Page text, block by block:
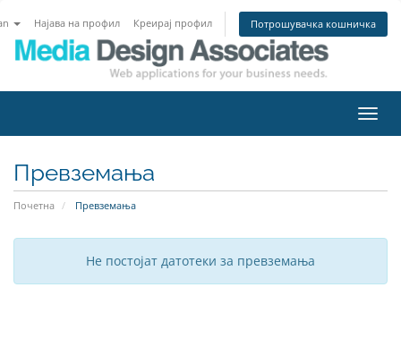
Најава на профил Креирај профил Потрошувачка кошничка
ја
Превземања
Почетна Превземања
Не постојат датотеки за превземања